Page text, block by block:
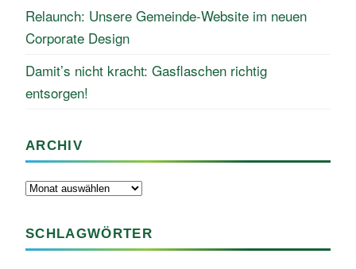
Relaunch: Unsere Gemeinde-Website im neuen
Corporate Design
Damit’s nicht kracht: Gasflaschen richtig
entsorgen!
ARCHIV
Archiv
SCHLAGWÖRTER